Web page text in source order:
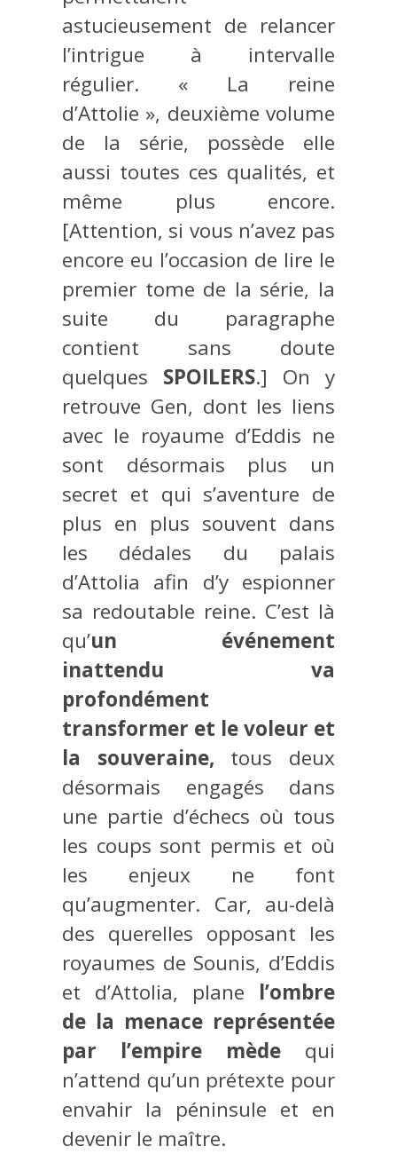
astucieusement de relancer
l’intrigue à intervalle
régulier. « La reine
d’Attolie », deuxième volume
de la série, possède elle
aussi toutes ces qualités, et
même plus encore.
[Attention, si vous n’avez pas
encore eu l’occasion de lire le
premier tome de la série, la
suite du paragraphe
contient sans doute
quelques SPOILERS.] On y
retrouve Gen, dont les liens
avec le royaume d’Eddis ne
sont désormais plus un
secret et qui s’aventure de
plus en plus souvent dans
les dédales du palais
d’Attolia afin d’y espionner
sa redoutable reine. C’est là
qu’un événement
inattendu va
profondément
transformer et le voleur et
la souveraine, tous deux
désormais engagés dans
une partie d’échecs où tous
les coups sont permis et où
les enjeux ne font
qu’augmenter. Car, au-delà
des querelles opposant les
royaumes de Sounis, d’Eddis
et d’Attolia, plane l’ombre
de la menace représentée
par l’empire mède qui
n’attend qu’un prétexte pour
envahir la péninsule et en
devenir le maître.